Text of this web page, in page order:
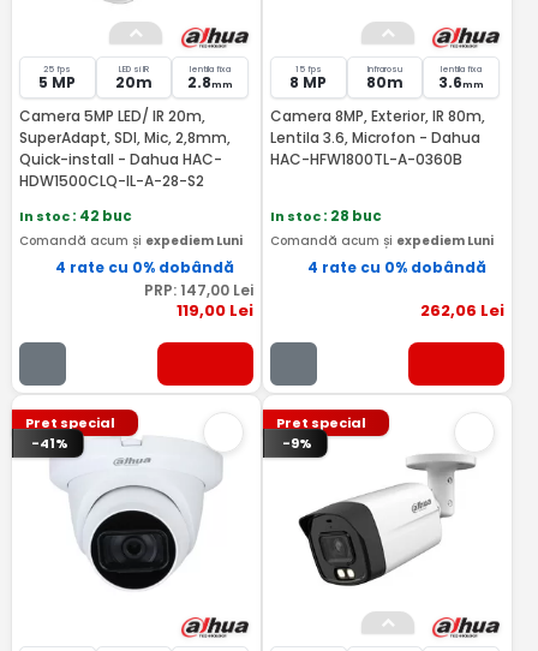
25 fps
5 MP
LED si IR
20m
lentila fixa
2.8mm
Camera 5MP LED/ IR 20m,
SuperAdapt, SDI, Mic, 2,8mm,
Quick-install - Dahua HAC-
HDW1500CLQ-IL-A-28-S2
In stoc: 42 buc
Comandă acum și expediem Luni
4 rate cu 0% dobândă
PRP: 147,00Lei
119,00Lei
15 fps
8 MP
Infrarosu
80m
lentila fixa
3.6mm
Camera 8MP, Exterior, IR 80m,
Lentila 3.6, Microfon - Dahua
HAC-HFW1800TL-A-0360B
In stoc: 28 buc
Comandă acum și expediem Luni
4 rate cu 0% dobândă
262,06 Lei
Pret special
-41%
Pret special
-9%